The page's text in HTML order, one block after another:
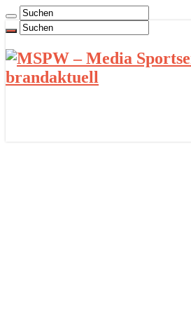
brandaktuell